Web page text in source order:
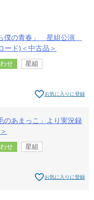
僕の青春」 星組公演
ド)＜中古品＞
せ 星組
お気に入りに登録
のあまっこ」より実況録
せ 星組
お気に入りに登録